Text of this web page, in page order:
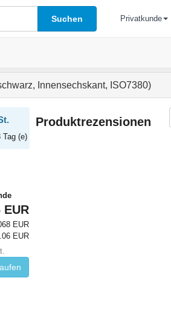
Suchen Privatkunde
Innensechskant, ISO7380)
Tag (e)
EUR
EUR
EUR
Produktrezensionen